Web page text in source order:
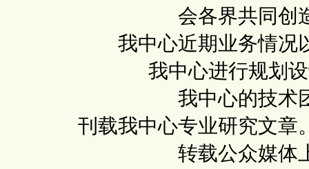
会各界共同创
我中心近期业务情况
我中心进行规划
我中心的技术
刊载我中心专业研究文章
转载公众媒体